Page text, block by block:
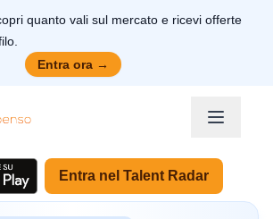
quanto vali sul mercato e ricevi offerte
Entra ora →
Entra nel Talent Radar